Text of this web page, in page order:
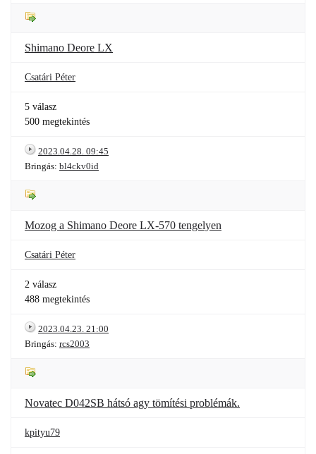
Shimano Deore LX
Csatári Péter
5 válasz
500 megtekintés
2023.04.28. 09:45
Bringás: bl4ckv0id
Mozog a Shimano Deore LX-570 tengelyen
Csatári Péter
2 válasz
488 megtekintés
2023.04.23. 21:00
Bringás: rcs2003
Novatec D042SB hátsó agy tömítési problémák.
kpityu79